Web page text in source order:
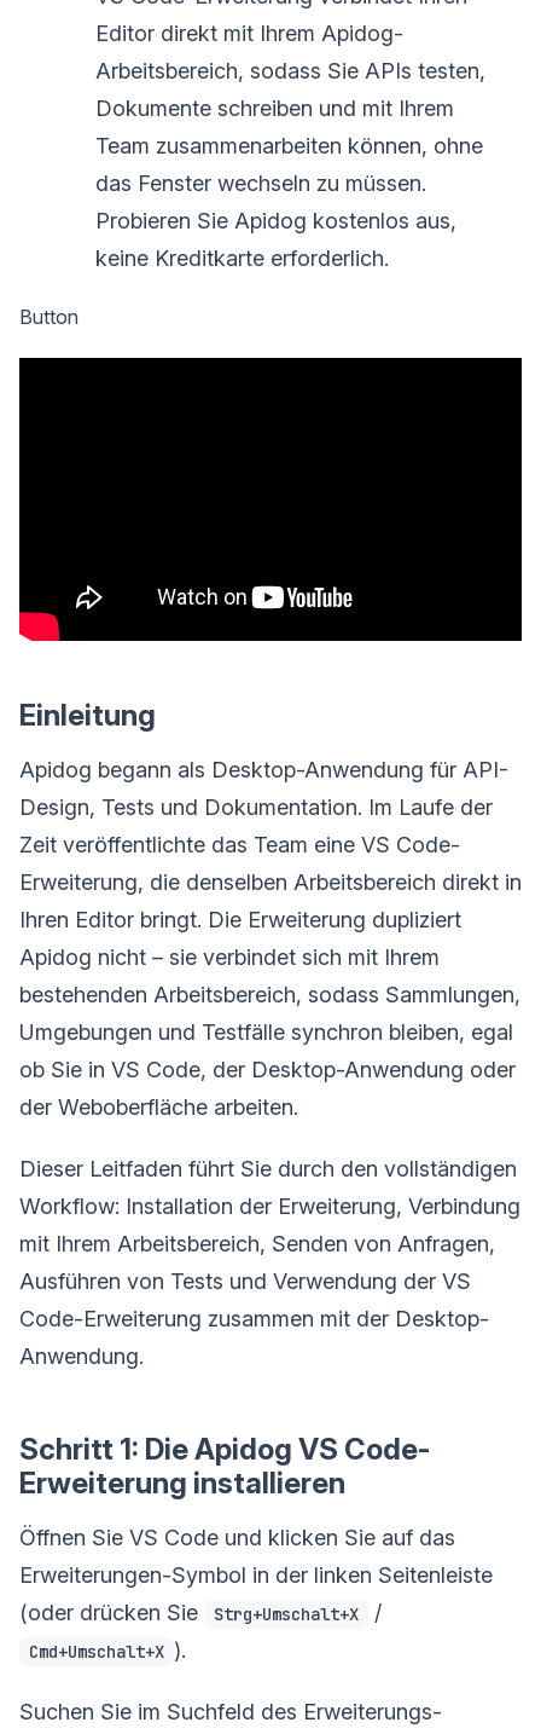
Editor direkt mit Ihrem Apidog-
Arbeitsbereich, sodass Sie APIs testen,
Dokumente schreiben und mit Ihrem
Team zusammenarbeiten können, ohne
das Fenster wechseln zu müssen.
Probieren Sie Apidog kostenlos aus,
keine Kreditkarte erforderlich.
Button
Einleitung
Apidog begann als Desktop-Anwendung für API-
Design, Tests und Dokumentation. Im Laufe der
Zeit veröffentlichte das Team eine VS Code-
Erweiterung, die denselben Arbeitsbereich direkt in
Ihren Editor bringt. Die Erweiterung dupliziert
Apidog nicht – sie verbindet sich mit Ihrem
bestehenden Arbeitsbereich, sodass Sammlungen,
Umgebungen und Testfälle synchron bleiben, egal
ob Sie in VS Code, der Desktop-Anwendung oder
der Weboberfläche arbeiten.
Dieser Leitfaden führt Sie durch den vollständigen
Workflow: Installation der Erweiterung, Verbindung
mit Ihrem Arbeitsbereich, Senden von Anfragen,
Ausführen von Tests und Verwendung der VS
Code-Erweiterung zusammen mit der Desktop-
Anwendung.
Schritt 1: Die Apidog VS Code-
Erweiterung installieren
Öffnen Sie VS Code und klicken Sie auf das
Erweiterungen-Symbol in der linken Seitenleiste
(oder drücken Sie
Strg+Umschalt+X /
Cmd+Umschalt+X ).
Suchen Sie im Suchfeld des Erweiterungs-